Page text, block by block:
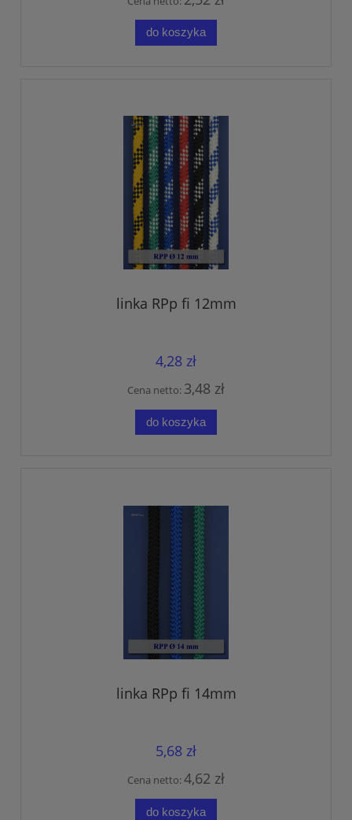
do koszyka
linka RPp fi 12mm
4,28 zł
Cena netto: 3,48 zł
do koszyka
linka RPp fi 14mm
5,68 zł
Cena netto:4,62 zł
do koszyka